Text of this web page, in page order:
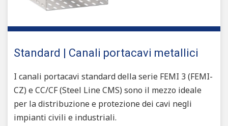
Standard | Canali portacavi metallici
I canali portacavi standard della serie FEMI 3 (FEMI-
CZ) e CC/CF (Steel Line CMS) sono il mezzo ideale
per la distribuzione e protezione dei cavi negli
impianti civili e industriali.